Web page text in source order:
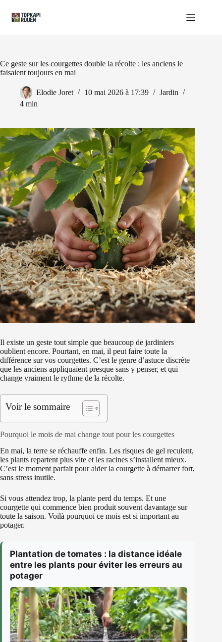
contenu
Ce geste sur les courgettes double la récolte : les anciens le
faisaient toujours en mai
Elodie Joret 10 mai 2026 à 17:39
Jardin
4 min
Il existe un geste tout simple que beaucoup de jardiniers
oublient encore. Pourtant, en mai, il peut faire toute la
différence sur vos courgettes. C’est le genre d’astuce discrète
que les anciens appliquaient presque sans y penser, et qui
change vraiment le rythme de la récolte.
Voir le sommaire
Pourquoi le mois de mai change tout pour les courgettes
En mai, la terre se réchauffe enfin. Les risques de gel reculent,
les plants repartent plus vite et les racines s’installent mieux.
C’est le moment parfait pour aider la courgette à démarrer fort,
sans stress inutile.
Si vous attendez trop, la plante perd du temps. Et une
courgette qui commence bien produit souvent davantage sur
toute la saison. Voilà pourquoi ce mois est si important au
potager.
Plantation de tomates : la distance idéale
entre les plants pour éviter les erreurs au
potager